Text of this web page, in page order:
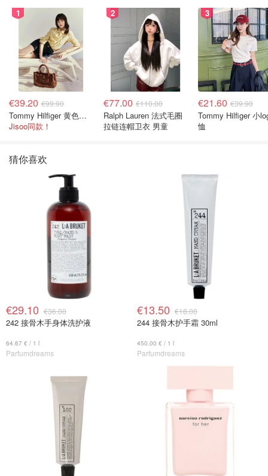
1
€39.20 €99.90
Tommy Hilfiger 黄色条纹衬衫
Jisoo同款！
2
€77.00 €110.00
Ralph Lauren 法式毛圈
拉链连帽卫衣 男童
3
€21.60 €39.90
Tommy Hilfiger 小
恤
猜你喜欢
€29.10 €36.00
242 接骨木手身体洗护液
64.67 € / 1 l
Parfumdreams
€13.50 €18.00
244 接骨木护手霜 30ml
450.00 € / 1 l
Parfumdreams